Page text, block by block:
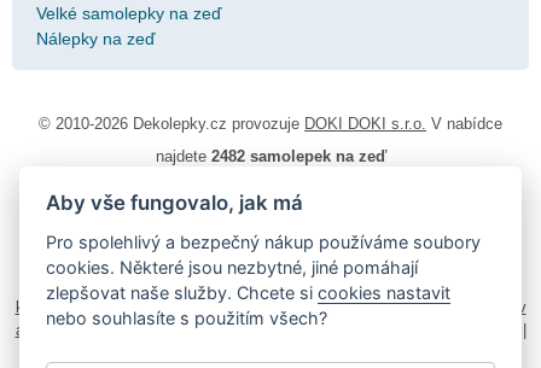
Velké samolepky na zeď
Nálepky na zeď
© 2010-2026 Dekolepky.cz provozuje DOKI DOKI s.r.o. V nabídce
najdete 2482 samolepek na zeď
Návod k lepení|Životnost samolepek na zeď
podmínky|Ochrana osobních údajů|Cookies |Reklamační řád
Impressum
samolepky na auto |fotomagnetky na lednici fotokalendáře
kühlschrank fotomagnete
foto magnesy na lodówkę|samolepky dieťa v
aute |logoprinty |nálepky na stenu | dárky pro ženy
Aby vše fungovalo, jak má
Pro spolehlivý a bezpečný nákup používáme soubory
cookies. Některé jsou nezbytné, jiné pomáhají
zlepšovat naše služby. Chcete sicookies nastavit
nebo souhlasíte s použitím všech?